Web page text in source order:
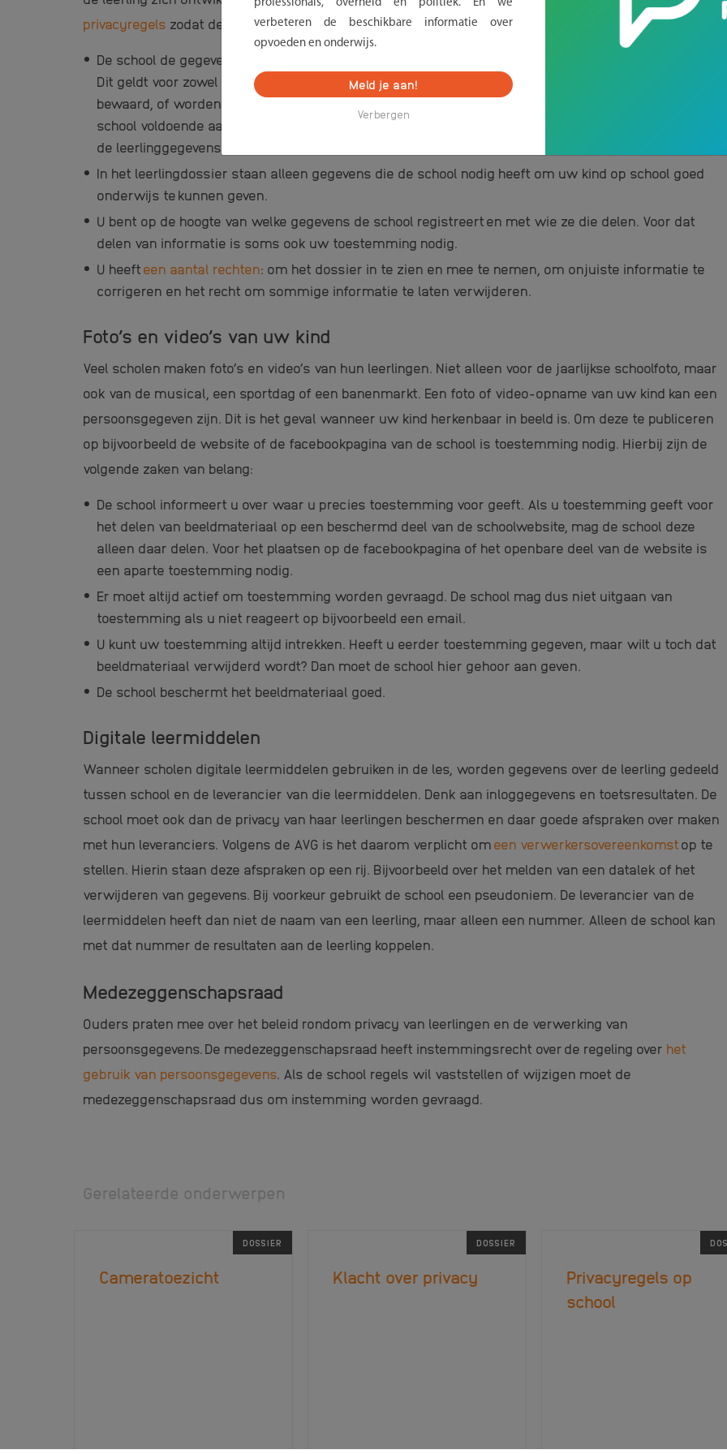
privacyregels zodat de privacy van leerlingen gewaarborgd wordt . Het is vooral belangrijk dat:
De school de gegevens goed beschermt. De gegevens zijn niet zomaar inzichtelijk voor onbevoegden.
Dit geldt voor zowel digitale als papieren dossiers. Deze worden bijvoorbeeld achter slot en grendel
bewaard, of worden beveiligd met een zorgvuldig gekozen wachtwoord. Ook is het belangrijk dat de
school voldoende aandacht heeft voor digitale veiligheid en de manier waarop leerkrachten met
de leerlinggegevens omgaan.
In het leerlingdossier staan alleen gegevens die de school nodig heeft om uw kind op school goed
onderwijs te kunnen geven.
U bent op de hoogte van welke gegevens de school registreert en met wie ze die delen. Voor dat
delen van informatie is soms ook uw toestemming nodig.
U heeft een aantal rechten: om het dossier in te zien en mee te nemen, om onjuiste informatie te
corrigeren en het recht om sommige informatie te laten verwijderen.
Foto’s en video’s van uw kind
Veel scholen maken foto’s en video’s van hun leerlingen. Niet alleen voor de jaarlijkse schoolfoto, maar
ook van de musical, een sportdag of een banenmarkt. Een foto of video-opname van uw kind kan een
persoonsgegeven zijn. Dit is het geval wanneer uw kind herkenbaar in beeld is. Om deze te publiceren
op bijvoorbeeld de website of de facebookpagina van de school is toestemming nodig. Hierbij zijn de
volgende zaken van belang:
De school informeert u over waar u precies toestemming voor geeft. Als u toestemming geeft voor
het delen van beeldmateriaal op een beschermd deel van de schoolwebsite, mag de school deze
alleen daar delen. Voor het plaatsen op de facebookpagina of het openbare deel van de website is
een aparte toestemming nodig.
Er moet altijd actief om toestemming worden gevraagd. De school mag dus niet uitgaan van
toestemming als u niet reageert op bijvoorbeeld een email.
U kunt uw toestemming altijd intrekken. Heeft u eerder toestemming gegeven, maar wilt u toch dat
beeldmateriaal verwijderd wordt? Dan moet de school hier gehoor aan geven.
De school beschermt het beeldmateriaal goed.
Digitale leermiddelen
Wanneer scholen digitale leermiddelen gebruiken in de les, worden gegevens over de leerling gedeeld
tussen school en de leverancier van die leermiddelen. Denk aan inloggegevens en toetsresultaten. De
school moet ook dan de privacy van haar leerlingen beschermen en daar goede afspraken over maken
met hun leveranciers. Volgens de AVG is het daarom verplicht om een verwerkersovereenkomst op te
stellen. Hierin staan deze afspraken op een rij. Bijvoorbeeld over het melden van een datalek of het
verwijderen van gegevens. Bij voorkeur gebruikt de school een pseudoniem. De leverancier van de
leermiddelen heeft dan niet de naam van een leerling, maar alleen een nummer. Alleen de school kan
met dat nummer de resultaten aan de leerling koppelen.
Medezeggenschapsraad
Ouders praten mee over het beleid rondom privacy van leerlingen en de verwerking van
persoonsgegevens. De medezeggenschapsraad heeft instemmingsrecht over de regeling over het
gebruik van persoonsgegevens . Als de school regels wil vaststellen of wijzigen moet de
medezeggenschapsraad dus om instemming worden gevraagd.
Gerelateerde onderwerpen
DOSSIER
Cameratoezicht
DOSSIER
Klacht over privacy
Privacyregels op
school
professionals, overheid en politiek. En we
verbeteren de beschikbare informatie over
opvoeden en onderwijs.
Meld je aan!
Verbergen